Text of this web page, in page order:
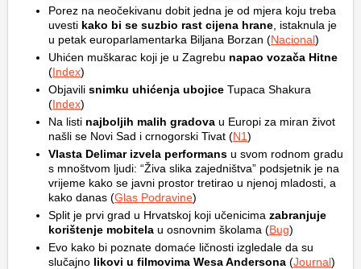
Porez na neočekivanu dobit jedna je od mjera koju treba
uvesti kako bi se suzbio rast cijena hrane , istaknula je
u petak europarlamentarka Biljana Borzan (Nacional)
Uhićen muškarac koji je u Zagrebu napao vozača Hitne
(Index)
Objavili snimku uhićenja ubojice Tupaca Shakura
(Index)
Na listi najboljih malih gradova u Europi za miran život
našli se Novi Sad i crnogorski Tivat (N1)
Vlasta Delimar izvela performans u svom rodnom gradu
s mnoštvom ljudi: “Živa slika zajedništva” podsjetnik je na
vrijeme kako se javni prostor tretirao u njenoj mladosti, a
kako danas (Glas Podravine)
Split je prvi grad u Hrvatskoj koji učenicima zabranjuje
korištenje mobitela u osnovnim školama (Bug)
Evo kako bi poznate domaće ličnosti izgledale da su
slučajno likovi u filmovima Wesa Andersona (Journal)